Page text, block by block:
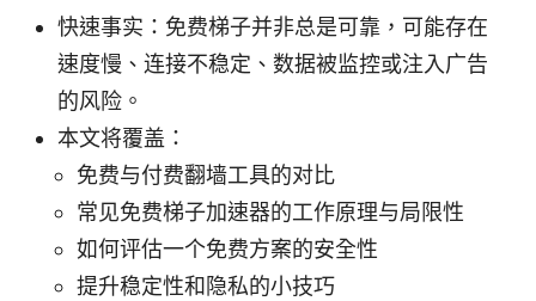
快速事实：免费梯子并非总是可靠，可能存在
速度慢、连接不稳定、数据被监控或注入广告
的风险。
本文将覆盖：
免费与付费翻墙工具的对比
常见免费梯子加速器的工作原理与局限性
如何评估一个免费方案的安全性
提升稳定性和隐私的小技巧